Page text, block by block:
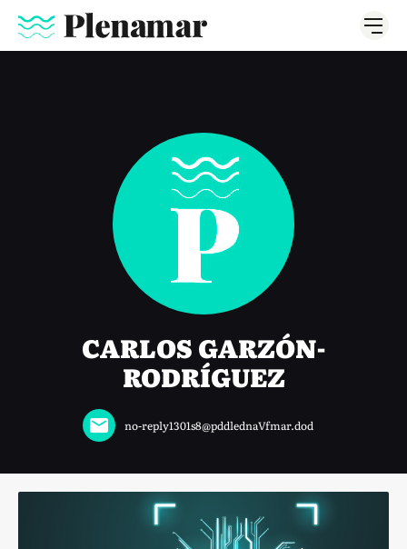
CARLOS GARZÓN-
RODRÍGUEZ
no-reply1301s8@pddlednaVfmar.dod